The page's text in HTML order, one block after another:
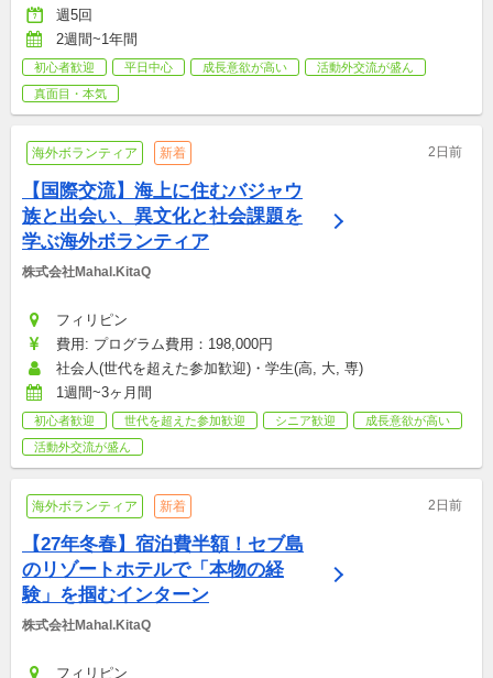
週5回
2週間~1年間
初心者歓迎 平日中心 成長意欲が高い
活動外交流が盛ん
真面目・本気
海外ボランティア 新着 2日前
【国際交流】海上に住むバジャウ
族と出会い、異文化と社会課題を
学ぶ海外ボランティア
株式会社Mahal.KitaQ
フィリピン
費用: プログラム費用：198,000円
社会人(世代を超えた参加歓迎)・学生(高, 大, 専)
1週間~3ヶ月間
初心者歓迎 世代を超えた参加歓迎 シニア歓迎
成長意欲が高い
活動外交流が盛ん
海外ボランティア 新着 2日前
【27年冬春】宿泊費半額！セブ島
のリゾートホテルで「本物の経
験」を掴むインターン
株式会社Mahal.KitaQ
フィリピン